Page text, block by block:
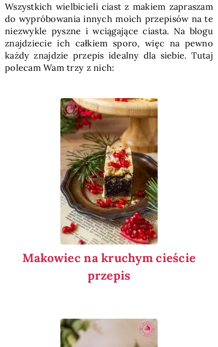
Wszystkich wielbicieli ciast z makiem zapraszam
do wypróbowania innych moich przepisów na te
niezwykle pyszne i wciągające ciasta. Na blogu
znajdziecie ich całkiem sporo, więc na pewno
każdy znajdzie przepis idealny dla siebie. Tutaj
polecam Wam trzy z nich:
Makowiec na kruchym cieście
przepis